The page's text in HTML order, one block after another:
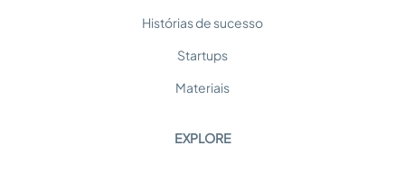
Histórias de sucesso
Startups
Materiais
EXPLORE